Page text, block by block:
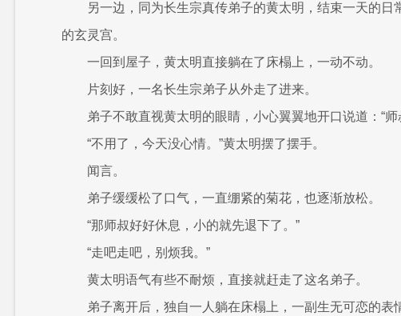
另一边，同为长生宗真传弟子的黄太明，结束一天的
的玄灵宫。
一回到屋子，黄太明直接躺在了床榻上，一动不动。
片刻好，一名长生宗弟子从外走了进来。
弟子不敢直视黄太明的眼睛，小心翼翼地开口说道：“
“不用了，今天没心情。”黄太明摆了摆手。
闻言。
弟子缓缓松了口气，一直绷紧的菊花，也逐渐放松。
“那师叔好好休息，小的就先退下了。”
“走吧走吧，别烦我。”
黄太明语气有些不耐烦，直接就赶走了这名弟子。
弟子离开后，独自一人躺在床榻上，一副生无可恋的表